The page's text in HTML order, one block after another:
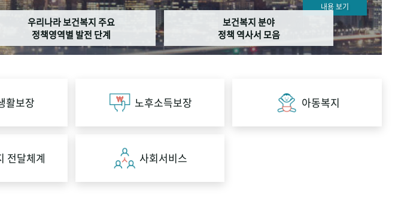
내용 보기
우리나라 보건복지 주요
정책영역별 발전 단계
보건복지 분야
정책 역사서 모음
활보장 노후소득보장 아동복지
전달체계 사회서비스